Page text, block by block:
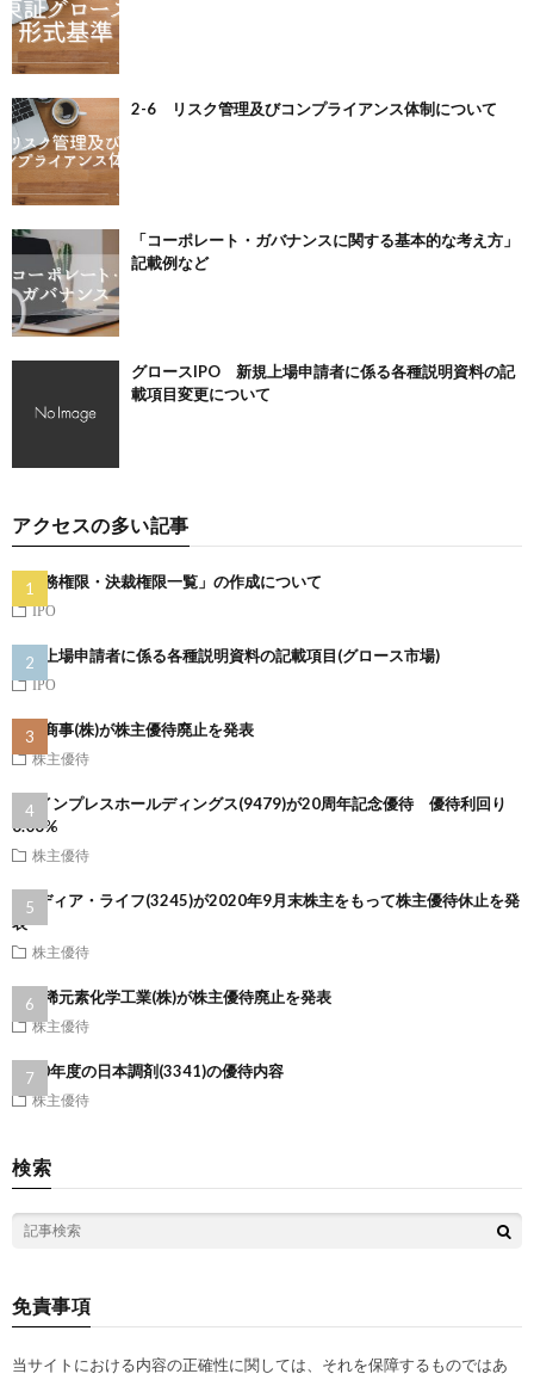
2-6 リスク管理及びコンプライアンス体制について
「コーポレート・ガバナンスに関する基本的な考え方」
記載例など
グロースIPO 新規上場申請者に係る各種説明資料の記
載項目変更について
アクセスの多い記事
「職務権限・決裁権限一覧」の作成について
IPO
新規上場申請者に係る各種説明資料の記載項目(グロース市場)
IPO
ラサ商事(株)が株主優待廃止を発表
株主優待
(株)インプレスホールディングス(9479)が20周年記念優待 優待利回り
6.06%
株主優待
(株)ディア・ライフ(3245)が2020年9月末株主をもって株主優待休止を発
表
株主優待
第一稀元素化学工業(株)が株主優待廃止を発表
株主優待
2020年度の日本調剤(3341)の優待内容
株主優待
検索
免責事項
当サイトにおける内容の正確性に関しては、それを保障するものではあ